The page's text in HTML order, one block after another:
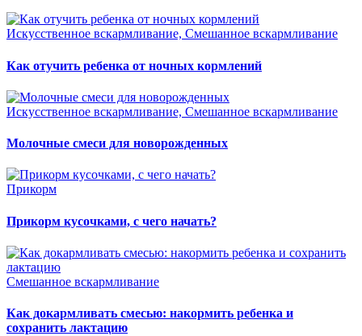
Искусственное вскармливание, Смешанное вскармливание
Как отучить ребенка от ночных кормлений
Искусственное вскармливание, Смешанное вскармливание
Молочные смеси для новорожденных
Прикорм
Прикорм кусочками, с чего начать?
Смешанное вскармливание
Как докармливать смесью: накормить ребенка и
сохранить лактацию